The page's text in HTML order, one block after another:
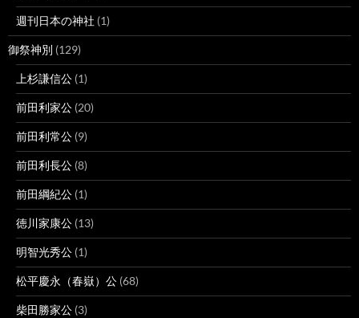
週刊日本の神社 (1)
御祭神別 (129)
上杉謙信公 (1)
前田利家公 (20)
前田利常公 (9)
前田利長公 (8)
前田綱紀公 (1)
徳川家康公 (13)
明智光秀公 (1)
松平慶永（春嶽）公 (68)
柴田勝家公 (3)